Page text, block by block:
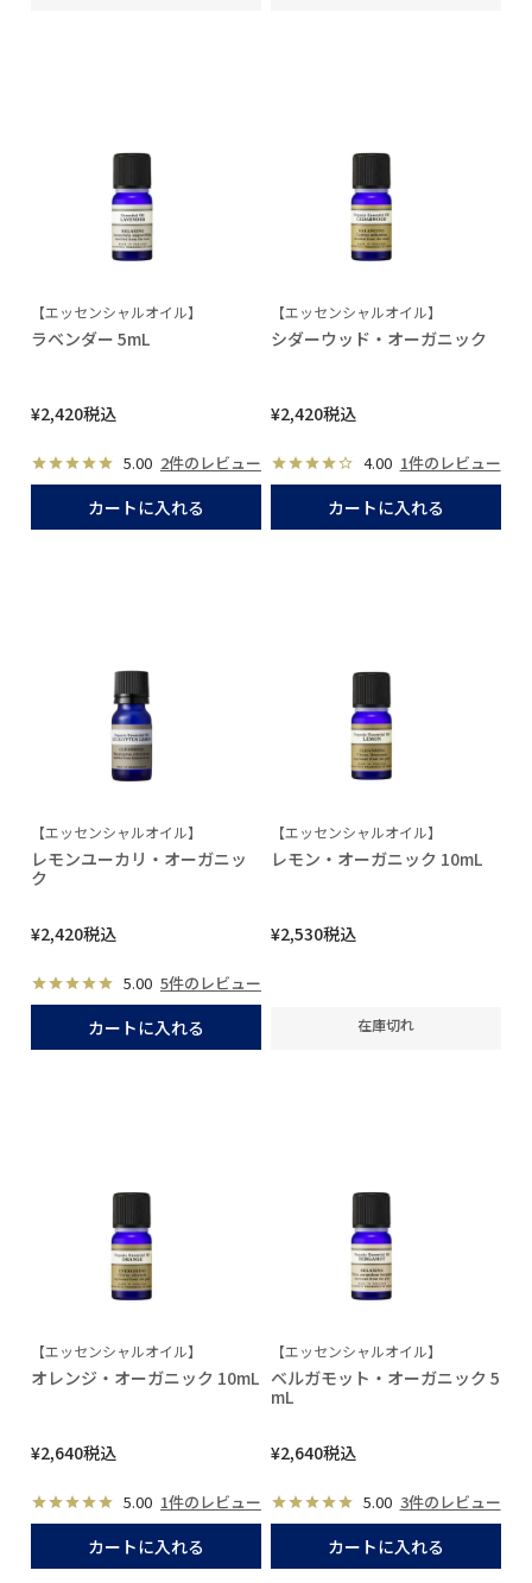
【エッセンシャルオイル】
ラベンダー 5mL
¥2,420税込
5.00 2件のレビュー
カートに入れる
【エッセンシャルオイル】
シダーウッド・オーガニック
¥2,420税込
4.00 1件のレビュー
カートに入れる
【エッセンシャルオイル】
レモンユーカリ・オーガニッ
ク
¥2,420税込
5.00 5件のレビュー
カートに入れる
【エッセンシャルオイル】
レモン・オーガニック 10mL
¥2,530税込
在庫切れ
【エッセンシャルオイル】
オレンジ・オーガニック 10mL
¥2,640税込
5.00 1件のレビュー
カートに入れる
【エッセンシャルオイル】
ベルガモット・オーガニック 5
mL
¥2,640税込
5.00 3件のレビュー
カートに入れる